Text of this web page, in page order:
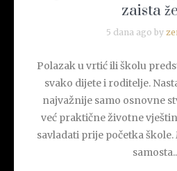
zaista
5 dana ago by
Polazak u vrtić ili školu
svako dijete i roditelje.
najvažnije samo osnovne
već praktične životne
savladati prije početka